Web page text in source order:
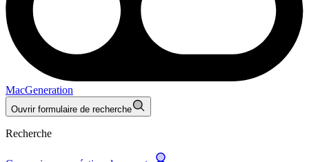
MacGeneration
Ouvrir formulaire de recherche
Recherche